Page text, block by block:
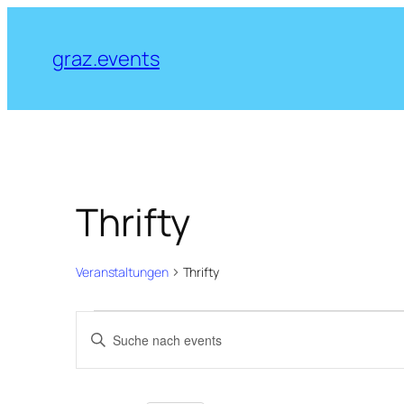
graz.events
Thrifty
Veranstaltungen Thrifty
Veranstaltungen
Veranstaltungen
Suche
Bitte
Schlüsselwort